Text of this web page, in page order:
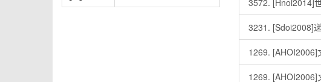
3572. [Hnoi2014]
3231. [Sdoi2008]
1269. [AHOI2006]
1269. [AHOI2006]